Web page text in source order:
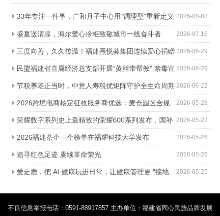
2026-08-03
33年专注一件事，广和月子中心用“调理型”重新定义
科学坐月子 2026-07-16
盛夏送清凉，海尔爱心冷柜致敬城市一线奋斗者
2026-06-29
三度向善，久久传温！福建熹悦荟集团连续爱心捐赠
助力金秋助学 2026-06-29
民盟福建省直属经济总支部开展“黄丝带帮教” 禁毒宣
传进社区活动 2026-06-22
节税养老正当时，中意人寿税优矩阵守护全生命周期
2026-05-28
2026跨境电商核定征收服务商优选：麦仓园区合规
降负，轻松降本增效 2026-05-27
荣耀数字系列史上最精致的荣耀600系列发布，国补
价2294.15元起 2026-05-26
2026福建茶企一个榜单在福耀科技大学发布
2026-05-26
追寻红色足迹 赓续革命荣光
2026-05-25
爱走鹿，把 AI 健康玩进日常，让健康管理更 “接地
不良信息举报电话：0591-88917857 主办单位：福建省同心民族品牌发展